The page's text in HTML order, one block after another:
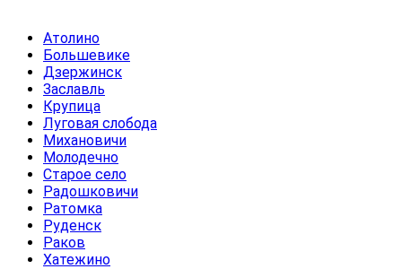
Атолино
Большевике
Дзержинск
Заславль
Крупица
Луговая слобода
Михановичи
Молодечно
Старое село
Радошковичи
Ратомка
Руденск
Раков
Хатежино